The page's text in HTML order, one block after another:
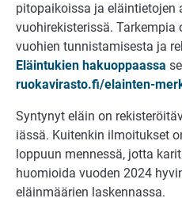
pitopaikoissa ja eläintietojen
vuohirekisterissä. Tarkempia
vuohien tunnistamisesta ja
Eläintukien hakuoppaassa
ruokavirasto.fi/elainten-
Syntynyt eläin on
iässä. Kuitenkin ilmoitukset
loppuun mennessä, jotta
huomioida vuoden 2024
eläinmäärien laskennassa.